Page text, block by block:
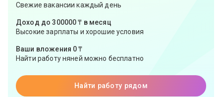
Свежие вакансии каждый день
Доход до 300000 ₸ в месяц
Высокие зарплаты и хорошие условия
Ваши вложения 0 ₸
Найти работу няней можно бесплатно
Найти работу рядом